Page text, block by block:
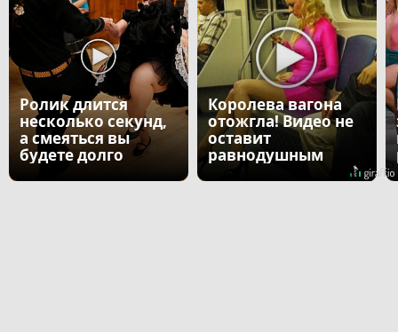
Ролик длится
несколько секунд,
а смеяться вы
будете долго
Королева вагона
отожгла! Видео не
оставит
равнодушным